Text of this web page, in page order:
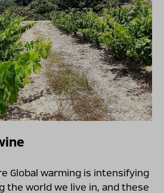
Global warming is intensifying
the world we live in, and these